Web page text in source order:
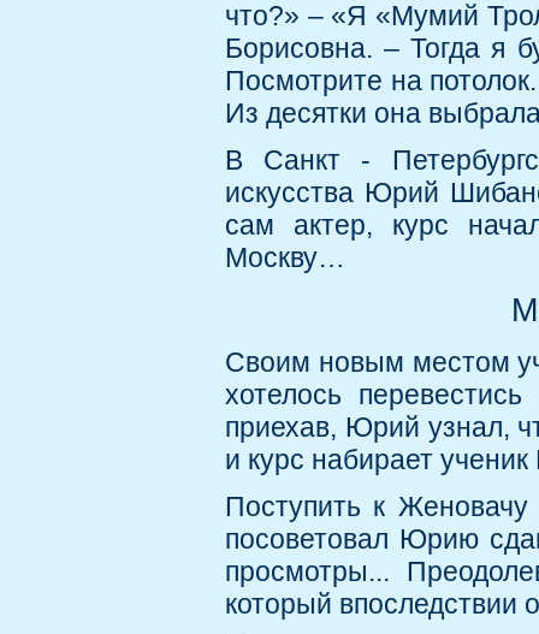
что?» – «Я «Мумий
Борисовна. – Тогда я
Посмотрите на
Из десятки она
В Санкт -
искусства Юрий
сам актер, курс
Москву…
Своим новым местом
хотелось
приехав, Юрий узнал,
и курс набирает
Поступить к
посоветовал Юрию
просмотры...
который впоследствии